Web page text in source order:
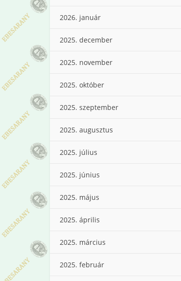
2026. január
2025. december
2025. november
2025. október
2025. szeptember
2025. augusztus
2025. július
2025. június
2025. május
2025. április
2025. március
2025. február